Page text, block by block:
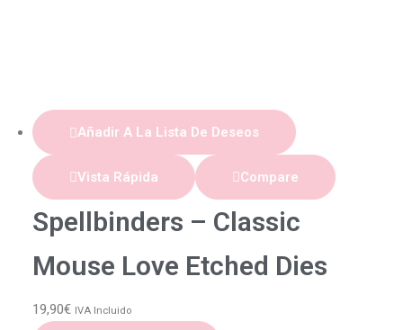
Añadir A La Lista De Deseos
Vista Rápida Compare
Spellbinders – Classic
Mouse Love Etched Dies
19,90€ IVA Incluido